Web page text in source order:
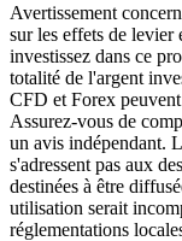
Avertissement
sur les effets de levier
investissez dans ce
totalité de l'argent
CFD et Forex
Assurez-vous de
un avis indépendant.
s'adressent pas aux
destinées à être
utilisation serait
réglementations